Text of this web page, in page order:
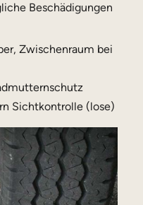
Beschädigungen
Zwischenraum bei
Sichtkontrolle (lose)